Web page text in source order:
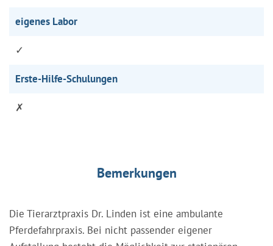
eigenes Labor
✓
Erste-Hilfe-Schulungen
✗
Bemerkungen
Die Tierarztpraxis Dr. Linden ist eine ambulante
Pferdefahrpraxis. Bei nicht passender eigener